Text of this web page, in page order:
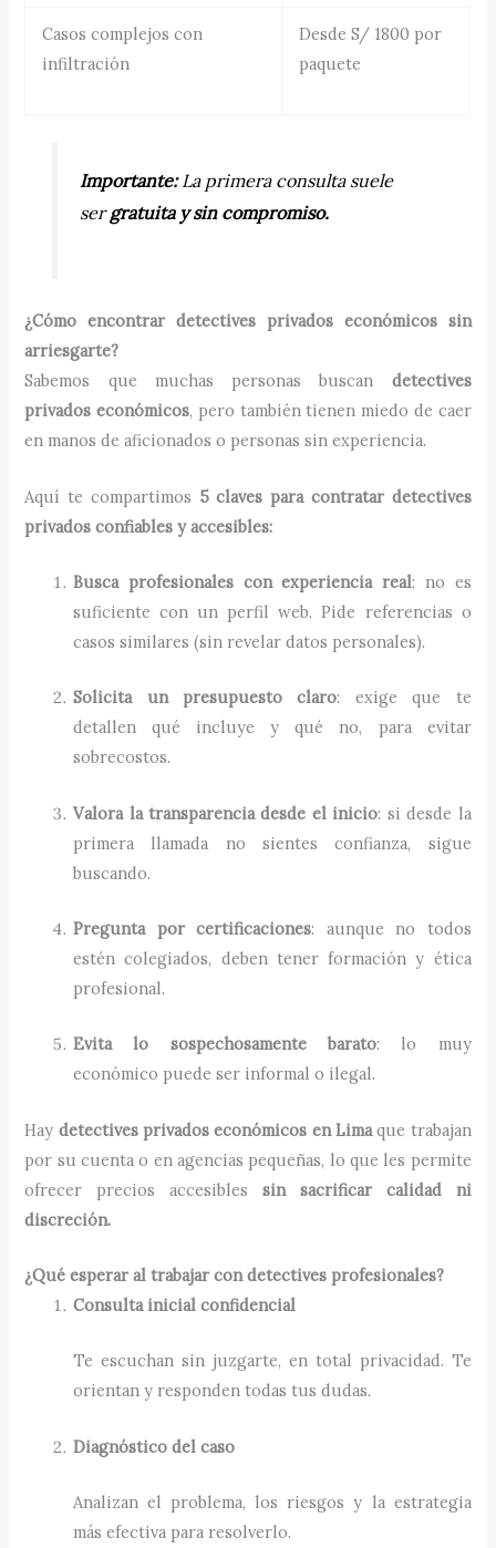
Casos complejos con
infiltración
Desde S/ 1800 por
paquete
Importante:La primera consulta suele
sergratuita y sin compromiso.
¿Cómo encontrar detectives privados económicos sin
arriesgarte?
Sabemos que muchas personas buscan detectives
privados económicos, pero también tienen miedo de caer
en manos de aficionados o personas sin experiencia.
Aquí te compartimos 5 claves para contratar detectives
privados confiables y accesibles:
Busca profesionales con experiencia real: no es
suficiente con un perfil web. Pide referencias o
casos similares (sin revelar datos personales).
Solicita un presupuesto claro: exige que te
detallen qué incluye y qué no, para evitar
sobrecostos.
Valora la transparencia desde el inicio: si desde la
primera llamada no sientes confianza, sigue
buscando.
Pregunta por certificaciones: aunque no todos
estén colegiados, deben tener formación y ética
profesional.
Evita lo sospechosamente barato: lo muy
económico puede ser informal o ilegal.
Hay detectives privados económicos en Limaque trabajan
por su cuenta o en agencias pequeñas, lo que les permite
ofrecer precios accesibles sin sacrificar calidad ni
discreción.
¿Qué esperar al trabajar con detectives profesionales?
Consulta inicial confidencial
Te escuchan sin juzgarte, en total privacidad. Te
orientan y responden todas tus dudas.
Diagnóstico del caso
Analizan el problema, los riesgos y la estrategia
más efectiva para resolverlo.